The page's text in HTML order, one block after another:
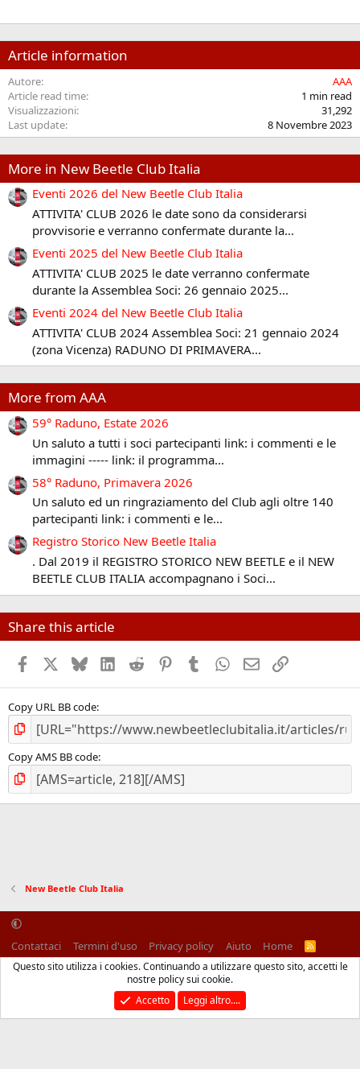
Article information
Autore
AAA
Article read time
1 min read
Visualizzazioni
31,292
Last update
8 Novembre 2023
More in New Beetle Club Italia
Eventi 2026 del New Beetle Club Italia
ATTIVITA' CLUB 2026 le date sono da considerarsi
provvisorie e verranno confermate durante la...
Eventi 2025 del New Beetle Club Italia
ATTIVITA' CLUB 2025 le date verranno confermate
durante la Assemblea Soci: 26 gennaio 2025...
Eventi 2024 del New Beetle Club Italia
ATTIVITA' CLUB 2024 Assemblea Soci: 21 gennaio 2024
(zona Vicenza) RADUNO DI PRIMAVERA...
More from AAA
59° Raduno, Estate 2026
Un saluto a tutti i soci partecipanti link: i commenti e le
immagini ----- link: il programma...
58° Raduno, Primavera 2026
Un saluto ed un ringraziamento del Club agli oltre 140
partecipanti link: i commenti e le...
Registro Storico New Beetle Italia
. Dal 2019 il REGISTRO STORICO NEW BEETLE e il NEW
BEETLE CLUB ITALIA accompagnano i Soci...
Share this article
FacebookX (Twitter)
BlueskyLinkedInReddit PinterestTumblr WhatsApp
EmailLink
Copy URL BB code
Copy AMS BB code
New Beetle Club Italia
Contattaci Termini d'uso Privacy policy Aiuto Home
R
S
S
Community platform by XenForo® © 2010-2025 XenForo Ltd.
Traduzione italiana Xenforo
Questo sito utilizza i cookies. Continuando a utilizzare questo sito, accetti le
nostre policy sui cookie.
Accetto
Leggi altro....